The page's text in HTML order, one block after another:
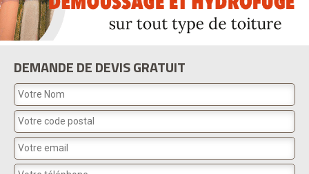
DEMANDE DE DEVIS GRATUIT